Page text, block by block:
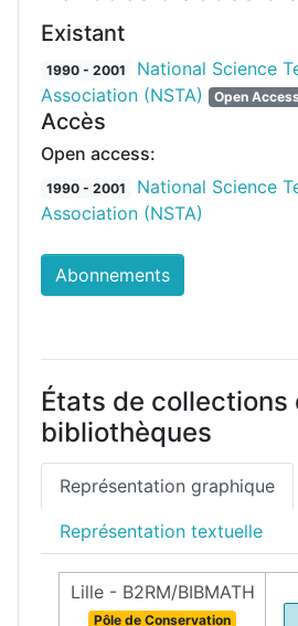
Existant
1990 - 2001
National Science
Association (NSTA)
Open
Accès
Open access:
1990 - 2001
National Science
Association (NSTA)
Abonnements
États de collections
bibliothèques
Représentation graphique
Représentation textuelle
Lille - B2RM/BIBMATH
Pôle de Conservation